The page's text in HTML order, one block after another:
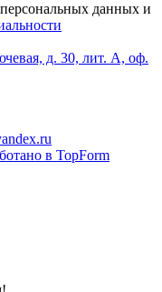
данных и
д. 30, лит. А, оф.
в TopForm